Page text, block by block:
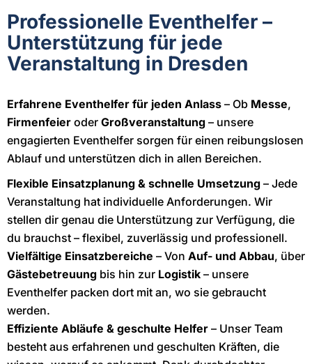
Professionelle Eventhelfer –
Unterstützung für jede
Veranstaltung in Dresden
Erfahrene Eventhelfer für jeden Anlass – Ob Messe,
Firmenfeier oder Großveranstaltung – unsere
engagierten Eventhelfer sorgen für einen reibungslosen
Ablauf und unterstützen dich in allen Bereichen.
Flexible Einsatzplanung & schnelle Umsetzung – Jede
Veranstaltung hat individuelle Anforderungen. Wir
stellen dir genau die Unterstützung zur Verfügung, die
du brauchst – flexibel, zuverlässig und professionell.
Vielfältige Einsatzbereiche – Von Auf- und Abbau, über
Gästebetreuung bis hin zur Logistik – unsere
Eventhelfer packen dort mit an, wo sie gebraucht
werden.
Effiziente Abläufe & geschulte Helfer – Unser Team
besteht aus erfahrenen und geschulten Kräften, die